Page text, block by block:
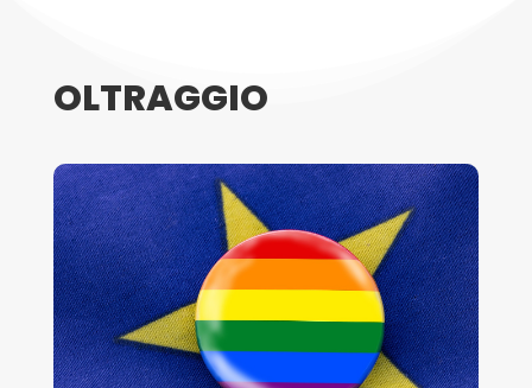
OLTRAGGIO